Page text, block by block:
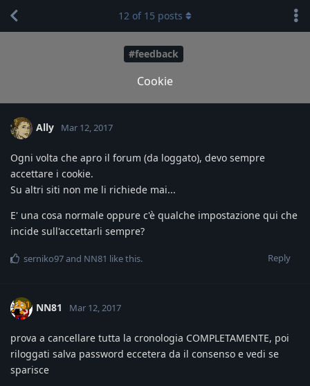
#feedback
Cookie
12 of 15 posts
Ally Mar 12, 2017
Ogni volta che apro il forum (da loggato), devo sempre
accettare i cookie.
Su altri siti non me li richiede mai...
E' una cosa normale oppure c'è qualche impostazione qui che
incide sull'accettarli sempre?
Reply
serniko97and NN81 like this.
NN81 Mar 12, 2017
prova a cancellare tutta la cronologia COMPLETAMENTE, poi
riloggati salva password eccetera da il consenso e vedi se
sparisce